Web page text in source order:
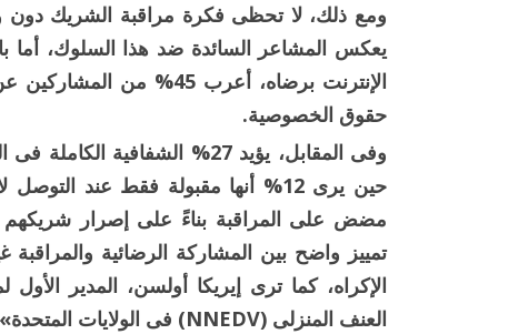
يعكس المشاعر السائدة ضد هذا السلوك، أما
الإنترنت برضاه، أعرب
حقوق الخصوصية.
وفى المقابل، يؤيد 27%
مضض على المراقبة بناءً على إصرار شريكهم
تمييز واضح بين المشاركة الرضائية
الإكراه، كما ترى إيريكا أولسن، المدير
العنف المنزلى (NNEDV) فى الولايات المتحدة».